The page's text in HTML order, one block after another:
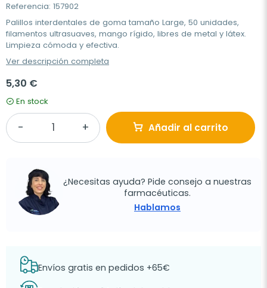
Referencia: 157902
Palillos interdentales de goma tamaño Large, 50 unidades,
filamentos ultrasuaves, mango rígido, libres de metal y látex.
Limpieza cómoda y efectiva.
Ver descripción completa
5,30 €
En stock
Añadir al carrito
¿Necesitas ayuda? Pide consejo a nuestras
farmacéuticas.
Hablamos
Envíos gratis en pedidos +65€